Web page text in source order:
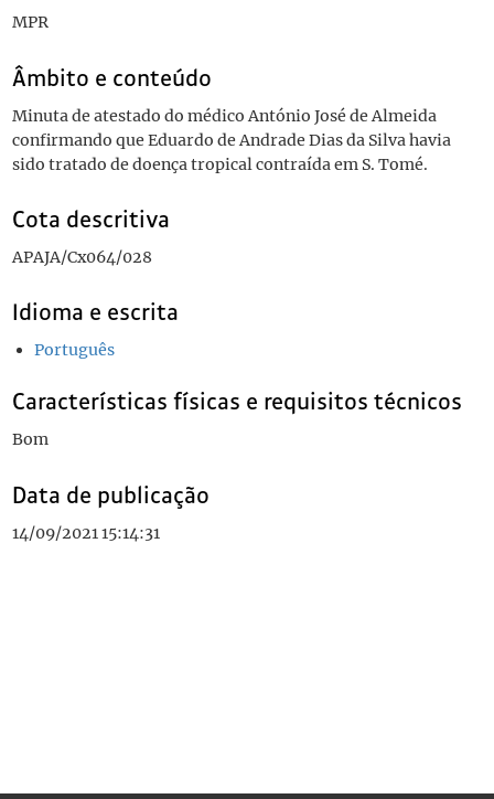
MPR
Âmbito e conteúdo
Minuta de atestado do médico António José de Almeida
confirmando que Eduardo de Andrade Dias da Silva havia
sido tratado de doença tropical contraída em S. Tomé.
Cota descritiva
APAJA/Cx064/028
Idioma e escrita
Português
Características físicas e requisitos técnicos
Bom
Data de publicação
14/09/2021 15:14:31